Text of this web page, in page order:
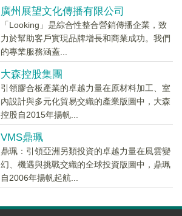
廣州展望文化傳播有限公司
「Looking」是綜合性整合營銷傳播企業，致
力於幫助客戶實現品牌增長和商業成功。我們
的專業服務涵蓋...
大森控股集團
引領膠合板產業的卓越力量在原材料加工、室
內設計與多元化貿易交織的產業版圖中，大森
控股自2015年揚帆...
VMS鼎珮
鼎珮：引領亞洲另類投資的卓越力量在風雲變
幻、機遇與挑戰交織的全球投資版圖中，鼎珮
自2006年揚帆起航...